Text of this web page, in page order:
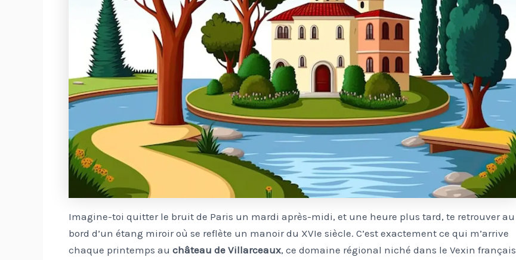
Imagine-toi quitter le bruit de Paris un mardi après-midi, et une heure plus tard, te retrouver au
bord d’un étang miroir où se reflète un manoir du XVIe siècle. C’est exactement ce qui m’arrive
chaque printemps au château de Villarceaux, ce domaine régional niché dans le Vexin français